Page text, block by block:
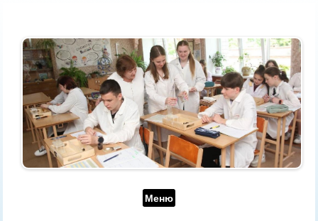
Меню